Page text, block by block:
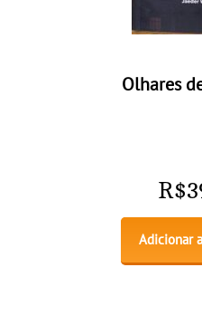
Olhares
R$
Adicionar